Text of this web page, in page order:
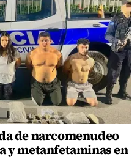
de narcomenudeo
y metanfetaminas en